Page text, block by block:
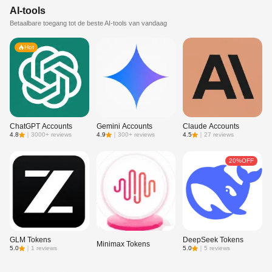
AI-tools
Betaalbare toegang tot de beste AI-tools van vandaag
Hot
ChatGPT Accounts
4.8 3000+ reviews
Gemini Accounts
4.9 ｜ 300+ reviews
Claude Accounts
4.5 ｜27 reviews
GLM Tokens
5.0 1 reviews Minimax Tokens
20%OFF
DeepSeek Tokens
5.0 ｜5 reviews